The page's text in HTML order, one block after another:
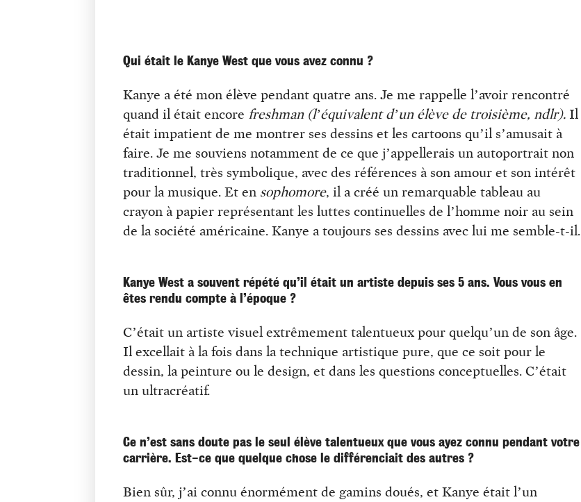
Qui était le Kanye West que vous avez connu ?
Kanye a été mon élève pendant quatre ans. Je me rappelle l’avoir rencontré
quand il était encore freshman (l’équivalent d’un élève de troisième, ndlr). Il
était impatient de me montrer ses dessins et les cartoons qu’il s’amusait à
faire. Je me souviens notamment de ce que j’appellerais un autoportrait non
traditionnel, très symbolique, avec des références à son amour et son intérêt
pour la musique. Et en sophomore, il a créé un remarquable tableau au
crayon à papier représentant les luttes continuelles de l’homme noir au sein
de la société américaine. Kanye a toujours ses dessins avec lui me semble-t-il.
Kanye West a souvent répété qu’il était un artiste depuis ses 5 ans. Vous vous en
êtes rendu compte à l’époque ?
C’était un artiste visuel extrêmement talentueux pour quelqu’un de son âge.
Il excellait à la fois dans la technique artistique pure, que ce soit pour le
dessin, la peinture ou le design, et dans les questions conceptuelles. C’était
un ultracréatif.
Ce n’est sans doute pas le seul élève talentueux que vous ayez connu pendant votre
carrière. Est-ce que quelque chose le différenciait des autres ?
Bien sûr, j’ai connu énormément de gamins doués, et Kanye était l’un